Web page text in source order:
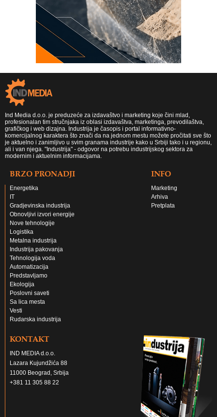
Ind Media d.o.o. je preduzeće za izdavaštvo i marketing koje čini mlad,
profesionalan tim stručnjaka iz oblasi izdavaštva, marketinga, prevodilaštva,
grafičkog i web dizajna. Industrija je časopis i portal informativno-
komercijalnog karaktera što znači da na jednom mestu možete pročitati sve što
je aktuelno i zanimljivo u svim granama industrije kako u Srbiji tako i u regionu,
ali i van njega. "Industrija" - odgovor na potrebu industrijskog sektora za
modernim i aktuelnim informacijama.
BRZO PRONADJI
Energetika
IT
Gradjevinska industrija
Obnovljivi izvori energije
Nove tehnologije
Logistika
Metalna industrija
Industrija pakovanja
Tehnologija voda
Automatizacija
Predstavljamo
Ekologija
Poslovni saveti
Sa lica mesta
Vesti
Rudarska industrija
INFO
Marketing
Arhiva
Pretplata
KONTAKT
IND MEDIA d.o.o.
Lazara Kujundžića 88
11000 Beograd, Srbija
+381 11 305 88 22